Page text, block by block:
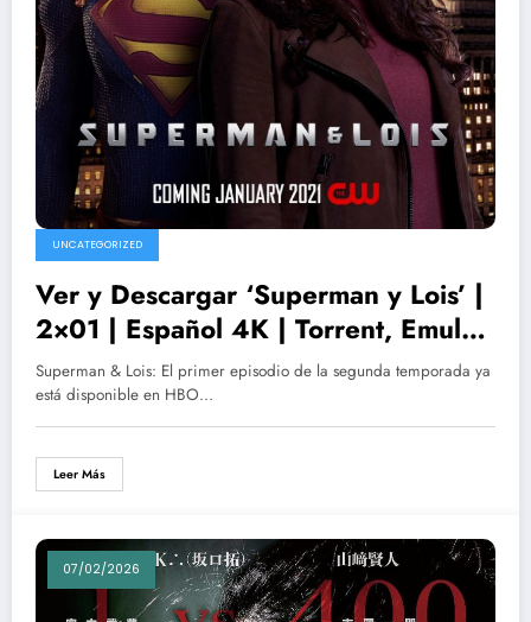
UNCATEGORIZED
Ver y Descargar ‘Superman y Lois’ |
2×01 | Español 4K | Torrent, Emule,
HBO y The CW
Superman & Lois: El primer episodio de la segunda temporada ya
está disponible en HBO…
Leer Más
07/02/2026